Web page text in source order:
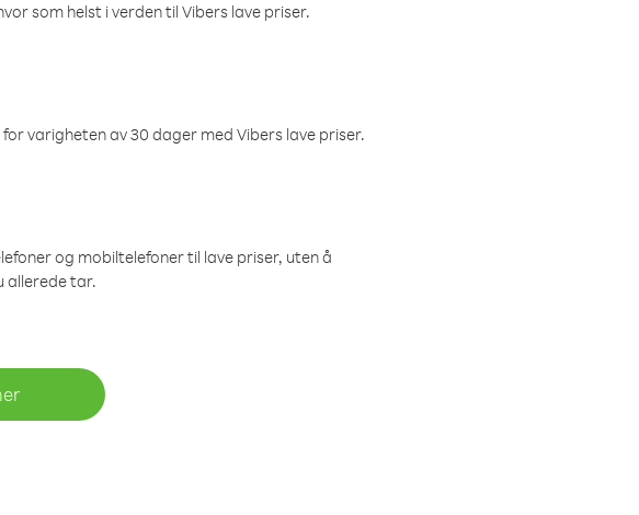
som helst i verden til Vibers lave priser.
varigheten av 30 dager med Vibers lave priser.
og mobiltelefoner til lave priser, uten å
allerede tar.